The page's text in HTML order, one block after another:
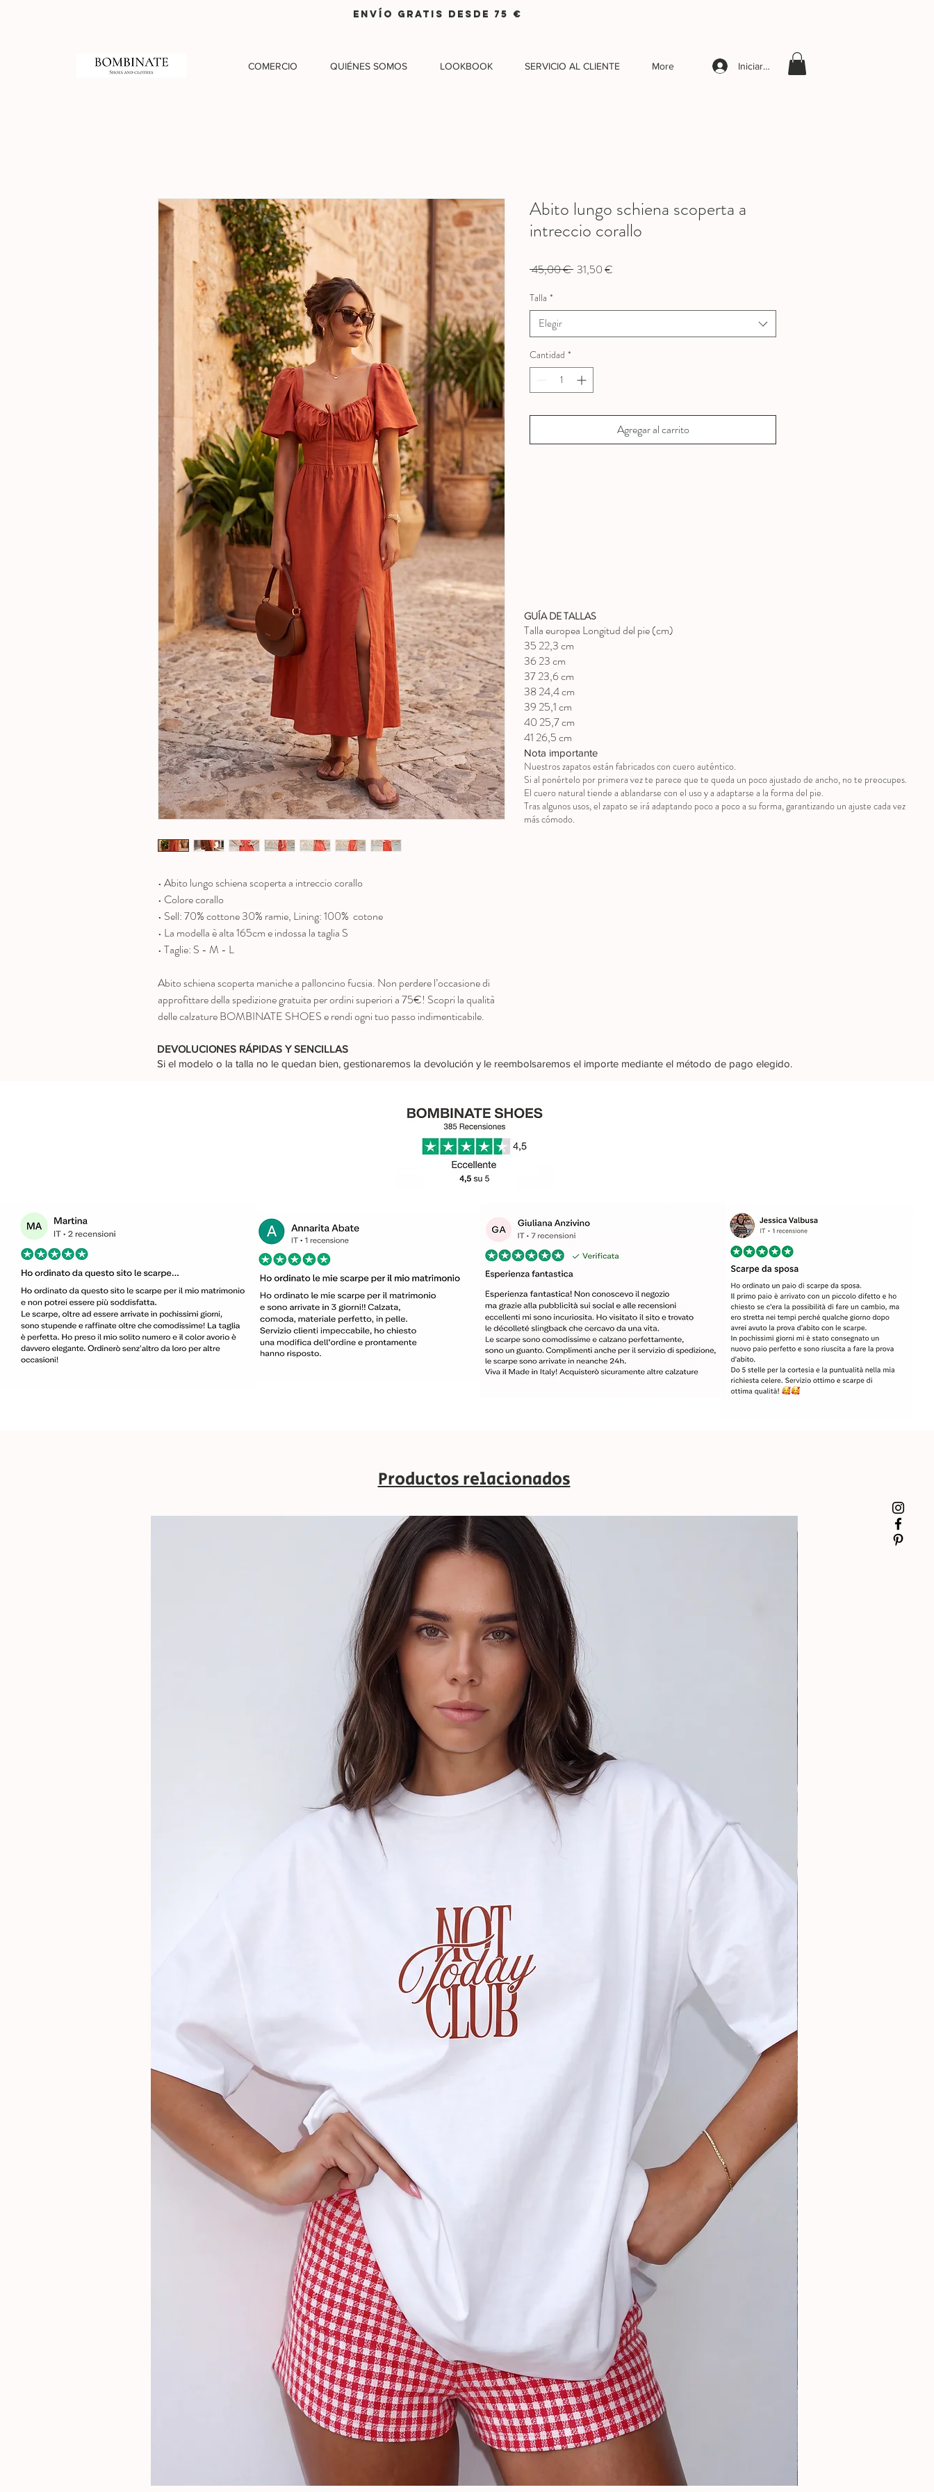
ENVÍO GRATIS DESDE 75 €
COMERCIO QUIÉNES SOMOS LOOKBOOK SERVICIO AL CLIENTE More Iniciar sesión
• Abito lungo schiena scoperta a intreccio corallo
• Colore corallo
• Sell: 70% cottone 30% ramie, Lining: 100% cotone
• La modella è alta 165cm e indossa la taglia S
• Taglie: S - M - L
Abito schiena scoperta maniche a palloncino fucsia. Non perdere l’occasione di
approfittare della spedizione gratuita per ordini superiori a 75€! Scopri la qualità
delle calzature BOMBINATE SHOES e rendi ogni tuo passo indimenticabile.
Abito lungo schiena scoperta a
intreccio corallo
45,00 € Precio
31,50 €
Talla *
Elegir
Cantidad *
Agregar al carrito
DEVOLUCIONES RÁPIDAS Y SENCILLAS
Si el modelo o la talla no le quedan bien, gestionaremos la devolución y le reembolsaremos el importe mediante el método de pago elegido.
GUÍA DE TALLAS
Talla europea Longitud del pie (cm)
35 22,3 cm
36 23 cm
37 23,6 cm
38 24,4 cm
39 25,1 cm
40 25,7 cm
41 26,5 cm
Nota importante
Nuestros zapatos están fabricados con cuero auténtico.
Si al ponértelo por primera vez te parece que te queda un poco ajustado de ancho, no te preocupes.
El cuero natural tiende a ablandarse con el uso y a adaptarse a la forma del pie.
Tras algunos usos, el zapato se irá adaptando poco a poco a su forma, garantizando un ajuste cada vez
más cómodo.
Productos relacionados